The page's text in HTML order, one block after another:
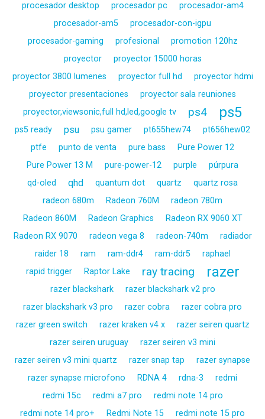
procesador desktop
procesador pc
procesador-am4
procesador-am5
procesador-con-igpu
procesador-gaming
profesional
promotion 120hz
proyector
proyector 15000 horas
proyector 3800 lumenes
proyector full hd
proyector hdmi
proyector presentaciones
proyector sala reuniones
proyector,viewsonic,full hd,led,google tv
ps4 ps5
ps5 ready psu psu gamer pt655hew74
pt656hew02
ptfe
punto de venta pure bass
Pure Power 12
Pure Power 13 M
pure-power-12 purple
púrpura
qd-oled
qhd quantum dot quartz
quartz rosa
radeon 680m
Radeon 760M
radeon 780m
Radeon 860M
Radeon Graphics
Radeon RX 9060 XT
Radeon RX 9070
radeon vega 8 radeon-740m
radiador
raider 18
ram ram-ddr4 ram-ddr5
raphael
rapid trigger
Raptor Lake ray tracing razer
razer blackshark
razer blackshark v2 pro
razer blackshark v3 pro
razer cobra
razer cobra pro
razer green switch
razer kraken v4 x
razer seiren quartz
razer seiren uruguay
razer seiren v3 mini
razer seiren v3 mini quartz
razer snap tap
razer synapse
razer synapse microfono
RDNA 4 rdna-3
redmi
redmi 15c
redmi a7 pro
redmi note 14 pro
redmi note 14 pro+
Redmi Note 15
redmi note 15 pro